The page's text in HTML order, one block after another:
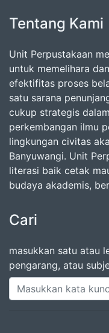
Tentang Kami
Unit Perpustakaan
untuk memelihara
efektifitas proses
satu sarana
cukup strategis
perkembangan ilmu
lingkungan civitas
Banyuwangi. Unit
literasi baik cetak
budaya akademis,
Cari
masukkan satu atau
pengarang, atau